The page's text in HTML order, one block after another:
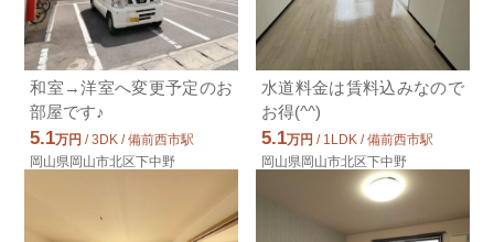
1K / 26.08㎡ / 築36年
岡山県岡山市北区宿
5.0万円ＪＲ吉備線/備前三門
ＪＲ吉備線/備前三門 歩40分
5.0万円(管理費4500円)
1DK / 33.5㎡ / 築30年
岡山県岡山市北区津高
4.5万円ＪＲ津山線/法界院
ＪＲ津山線/法界院 歩7分
和室→洋室へ変更予定のお
部屋です♪
5.1万円 / 3DK / 備前西市駅
岡山県岡山市北区下中野
水道料金は賃料込みなので
お得(^^)
5.1万円 / 1LDK / 備前西市駅
岡山県岡山市北区下中野